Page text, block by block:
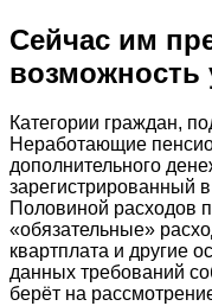
Сейчас им
возможность
Категории граждан,
Неработающие
дополнительного
зарегистрированный
Половиной расходов
«обязательные»
квартплата и другие
данных требований
берёт на